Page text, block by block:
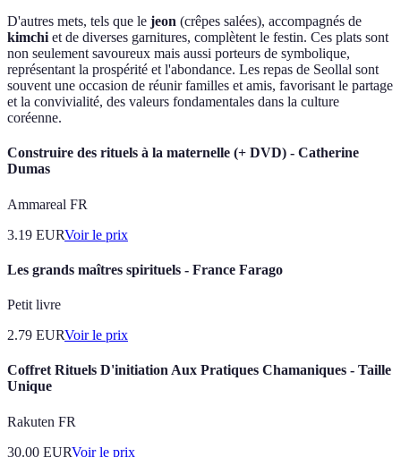
D'autres mets, tels que le jeon (crêpes salées), accompagnés de
kimchi et de diverses garnitures, complètent le festin. Ces plats sont
non seulement savoureux mais aussi porteurs de symbolique,
représentant la prospérité et l'abondance. Les repas de Seollal sont
souvent une occasion de réunir familles et amis, favorisant le partage
et la convivialité, des valeurs fondamentales dans la culture
coréenne.
Construire des rituels à la maternelle (+ DVD) - Catherine
Dumas
Ammareal FR
3.19 EURVoir le prix
Les grands maîtres spirituels - France Farago
Petit livre
2.79 EURVoir le prix
Coffret Rituels D'initiation Aux Pratiques Chamaniques - Taille
Unique
Rakuten FR
30.00 EURVoir le prix